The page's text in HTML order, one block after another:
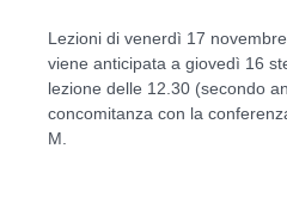
Lezioni di venerdì 17
viene anticipata a giovedì 16
lezione delle 12.30 (secondo
concomitanza con la
M.